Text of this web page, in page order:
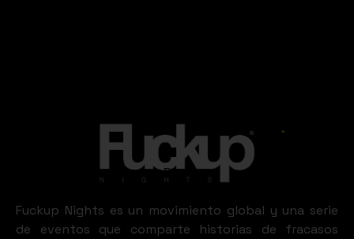
Buenos
Fuckup Nights es un movimiento global y una serie
de eventos que comparte historias de fracasos